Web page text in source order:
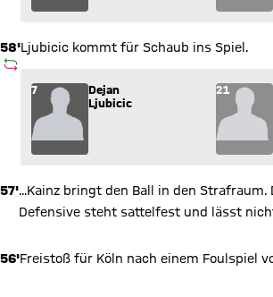
58'
AUSWECHSLUNG
Ljubicic kommt für Schaub ins Spiel.
Wechsel: Dejan Ljubicic (7) kommt für
7
Dejan
Ljubicic
21
57'...Kainz bringt den Ball in den Strafraum.
Defensive steht sattelfest und lässt
56'Freistoß für Köln nach einem Foulspiel